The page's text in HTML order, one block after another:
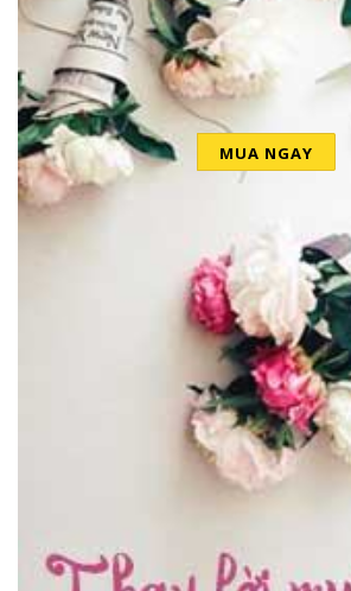
MUA NGAY